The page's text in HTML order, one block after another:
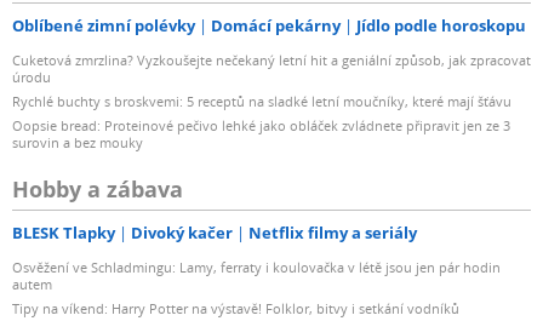
Oblíbené zimní polévky Domácí pekárny Jídlo podle horoskopu
Cuketová zmrzlina? Vyzkoušejte nečekaný letní hit a geniální způsob, jak zpracovat
úrodu
Rychlé buchty s broskvemi: 5 receptů na sladké letní moučníky, které mají šťávu
Oopsie bread: Proteinové pečivo lehké jako obláček zvládnete připravit jen ze 3
surovin a bez mouky
Hobby a zábava
BLESK Tlapky Divoký kačer Netflix filmy a seriály
Osvěžení ve Schladmingu: Lamy, ferraty i koulovačka v létě jsou jen pár hodin
autem
Tipy na víkend: Harry Potter na výstavě! Folklor, bitvy i setkání vodníků